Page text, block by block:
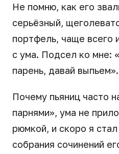
Не помню, как его
серьёзный,
портфель, чаще всего
с ума. Подсел ко мне:
парень, давай выпьем».
Почему пьяниц часто
парнями», ума не
рюмкой, и скоро я
собрания сочинений